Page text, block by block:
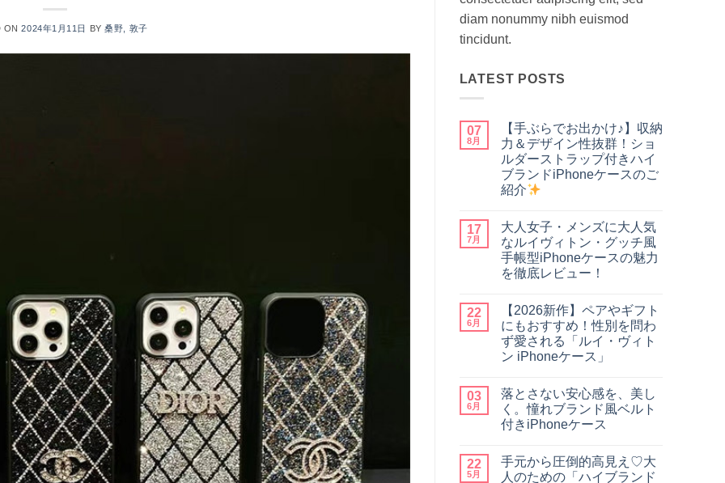
ON2024年1月11日 BY桑野, 敦子
diam nonummy nibh euismod
tincidunt.
LATEST POSTS
07
8月
【手ぶらでお出かけ♪】収納
力＆デザイン性抜群！ショ
ルダーストラップ付きハイ
ブランドiPhoneケースのご
紹介
ら
で
お
出
か
け
力
＆
デ
ザ
イ
抜
群！
シ
ョ
ー
ス
ト
ン
ト
は
ま
だ
あ
ん
17
7月
大人女子・メンズに大人気
なルイヴィトン・グッチ風
手帳型iPhoneケースの魅力
を徹底レビュー！
子・
メ
ン
ズ
に
気
な
ル
イ
ト
ン・
グ
ト
は
ま
だ
あ
せ
ん
22
6月
【2026新作】ペアやギフト
にもおすすめ！性別を問わ
ず愛される「ルイ・ヴィト
ン iPhoneケース」
作】
ペ
ア
や
ト
に
も
ン
ト
は
ま
り
ま
せ
03
6月
落とさない安心感を、美し
く。憧れブランド風ベルト
付きiPhoneケース
さ
な
ン
ト
22
5月
手元から圧倒的高見え♡大
人のための「ハイブランド